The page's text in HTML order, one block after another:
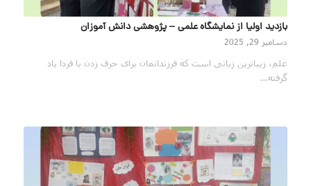
بازدید اولیا از نمایشگاه علمی – پژوهشی دانش آموزان
دسامبر 29, 2025
علم، زیباترین زبانی است که فرزندانمان برای حرف زدن با فردا یاد
گرفته‌…